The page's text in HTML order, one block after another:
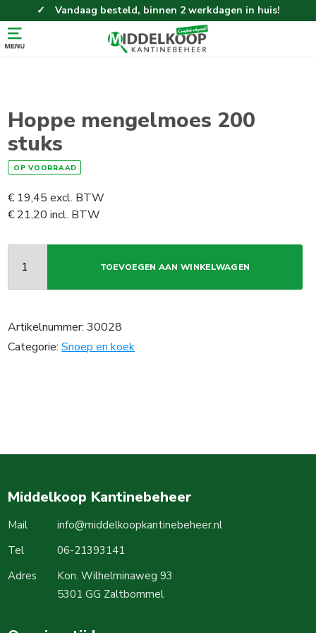
Vandaag besteld, binnen 2 werkdagen in huis!
Eenvoudig en gemakkelijk bestellen!
Gratis thuisbezorgd vanaf 100,-!
Hoppe mengelmoes 200
stuks
OP VOORRAAD
€ 19,45 excl. BTW
€ 21,20 incl. BTW
TOEVOEGEN AAN WINKELWAGEN
Artikelnummer:30028
Categorie:Snoep en koek
Middelkoop Kantinebeheer
Mail
info@middelkoopkantinebeheer.nl
Tel
06-21393141
Adres
Kon. Wilhelminaweg 93
5301 GG Zaltbommel